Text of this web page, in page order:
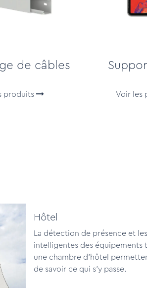
de câbles
produits Voir les
Hôtel
La détection de présence et
intelligentes des équipements
une chambre d'hôtel
de savoir ce qui s'y passe.